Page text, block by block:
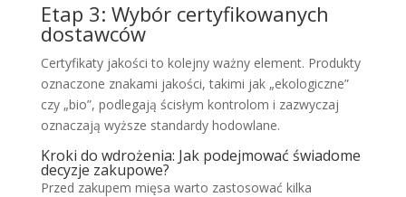
Etap 3: Wybór certyfikowanych
dostawców
Certyfikaty jakości to kolejny ważny element. Produkty
oznaczone znakami jakości, takimi jak „ekologiczne”
czy „bio”, podlegają ścisłym kontrolom i zazwyczaj
oznaczają wyższe standardy hodowlane.
Kroki do wdrożenia: Jak podejmować świadome
decyzje zakupowe?
Przed zakupem mięsa warto zastosować kilka